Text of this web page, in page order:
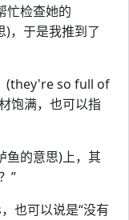
忙检查她的
，于是我推到了
(they're so full of
饱满，也可以指
鱼的意思)上，其
”
也可以说是“没有